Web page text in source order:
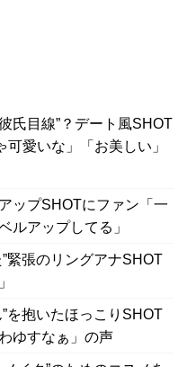
氏目線”？デート風SHOT
可愛いな」「お美しい」
ップSHOTにファン「一
ルアップしてる」
緊張のリングアナSHOT
を抱いたほっこりSHOT
ゆすなぁ」の声